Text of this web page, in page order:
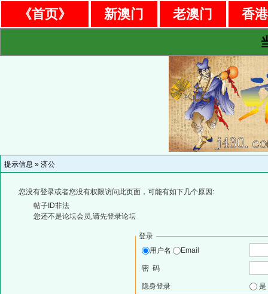
《首页》 新澳门 老澳门
香
提示信息 » 济公
您没有登录或者您没有权限访问此页面，可能有如下几个原因:
帖子ID非法
您还不是论坛会员,请先登录论坛
登录
用户名
Email
密 码
隐身登录